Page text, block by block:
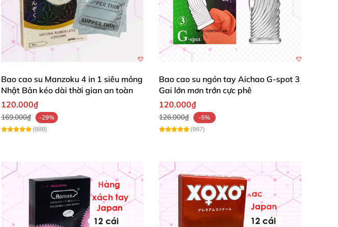
Bao cao su Manzoku 4 in 1 siêu mỏng
Nhật Bản kéo dài thời gian an toàn
120.000₫
169.000₫
-29%
(988)
Bao cao su ngón tay Aichao G-spot 3
Gai lớn mơn trớn cực phê
120.000₫
126.000₫
-5%
(987)